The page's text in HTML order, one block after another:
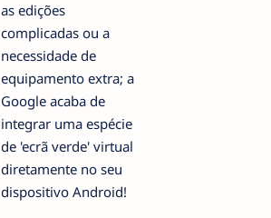
as edições
complicadas ou a
necessidade de
equipamento extra; a
Google acaba de
integrar uma espécie
de 'ecrã verde' virtual
diretamente no seu
dispositivo Android!